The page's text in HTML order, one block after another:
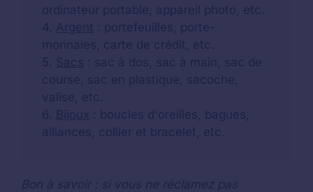
ordinateur portable, appareil photo, etc.
4. Argent : portefeuilles, porte-
monnaies, carte de crédit, etc.
5. Sacs : sac à dos, sac à main, sac de
course, sac en plastique, sacoche,
valise, etc.
6. Bijoux : boucles d'oreilles, bagues,
alliances, collier et bracelet, etc.
Bon à savoir : si vous ne réclamez pas